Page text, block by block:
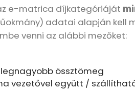
e-matrica díjkategóriáját
adatai alapján kell
venni az alábbi mezőket:
össztömeg
vezetővel együtt /